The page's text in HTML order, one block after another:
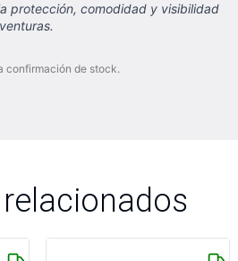
protección, comodidad y visibilidad
confirmación de stock.